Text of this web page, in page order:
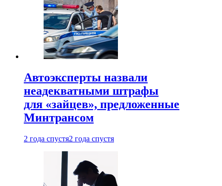
Автоэксперты назвали
неадекватными штрафы
для «зайцев», предложенные
Минтрансом
2 года спустя2 года спустя